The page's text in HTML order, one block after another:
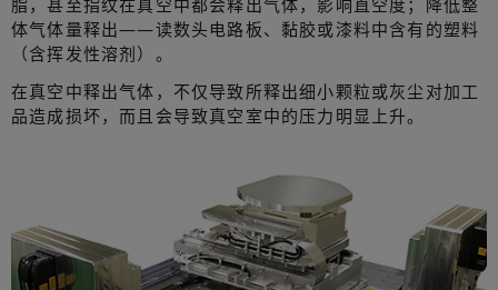
体气体量释出——读数头电路板、黏胶或漆料中含有的塑料
（含挥发性溶剂）。
在真空中释出气体，不仅导致所释出细小颗粒或灰尘对加工
品造成损坏，而且会导致真空室中的压力明显上升。